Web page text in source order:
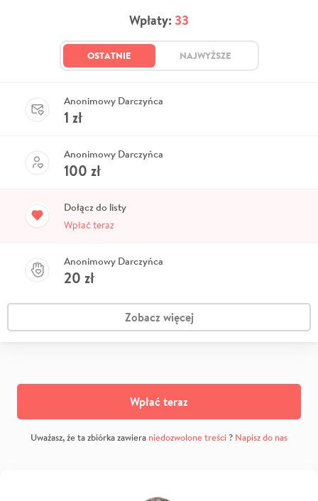
Wpłaty: 33
OSTATNIE NAJWYŻSZE
Anonimowy Darczyńca
1 zł
Anonimowy Darczyńca
100 zł
Dołącz do listy
Wpłać teraz
Anonimowy Darczyńca
20 zł
Zobacz więcej
Wpłać teraz
Uważasz, że ta zbiórka zawiera niedozwolone treści? Napisz do nas